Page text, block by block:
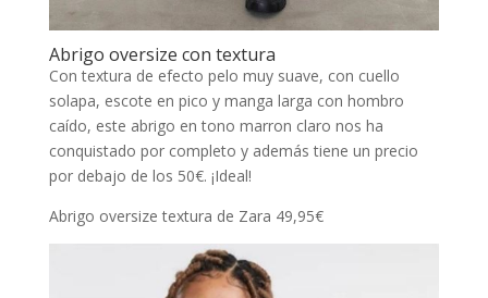
Abrigo oversize con textura
Con textura de efecto pelo muy suave, con cuello
solapa, escote en pico y manga larga con hombro
caído, este abrigo en tono marron claro nos ha
conquistado por completo y además tiene un precio
por debajo de los 50€. ¡Ideal!
Abrigo oversize textura de Zara 49,95€